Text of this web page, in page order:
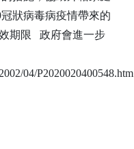
狀病毒病疫情帶來的
期限 政府會進一步
04/